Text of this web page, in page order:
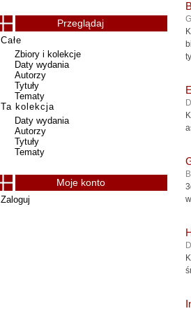
Przeglądaj
Całe
Zbiory i kolekcje
Daty wydania
Autorzy
Tytuły
Tematy
Ta kolekcja
Daty wydania
Autorzy
Tytuły
Tematy
Moje konto
Zaloguj